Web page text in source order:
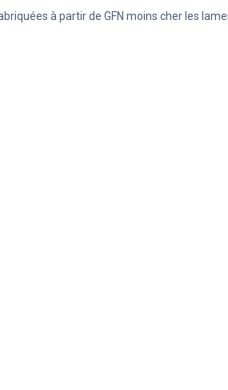
à partir de GFN moins cher les